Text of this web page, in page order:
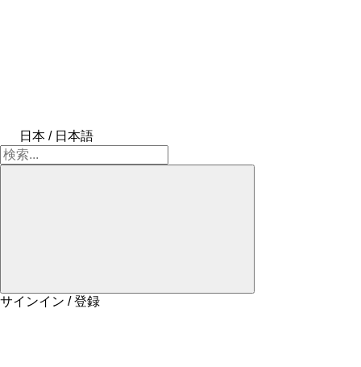
日本 / 日本語
サインイン / 登録